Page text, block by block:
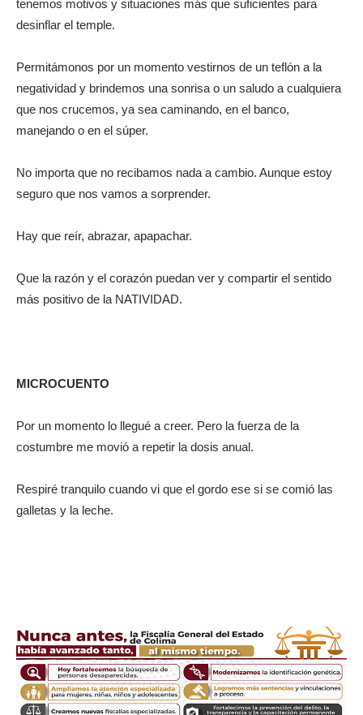
tenemos motivos y situaciones más que suficientes para
desinflar el temple.
Permitámonos por un momento vestirnos de un teflón a la
negatividad y brindemos una sonrisa o un saludo a cualquiera
que nos crucemos, ya sea caminando, en el banco,
manejando o en el súper.
No importa que no recibamos nada a cambio. Aunque estoy
seguro que nos vamos a sorprender.
Hay que reír, abrazar, apapachar.
Que la razón y el corazón puedan ver y compartir el sentido
más positivo de la NATIVIDAD.
MICROCUENTO
Por un momento lo llegué a creer. Pero la fuerza de la
costumbre me movió a repetir la dosis anual.
Respiré tranquilo cuando vi que el gordo ese si se comió las
galletas y la leche.